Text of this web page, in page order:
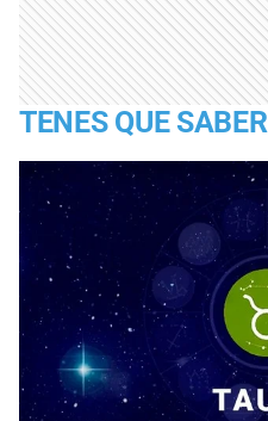
TENES QUE SABER